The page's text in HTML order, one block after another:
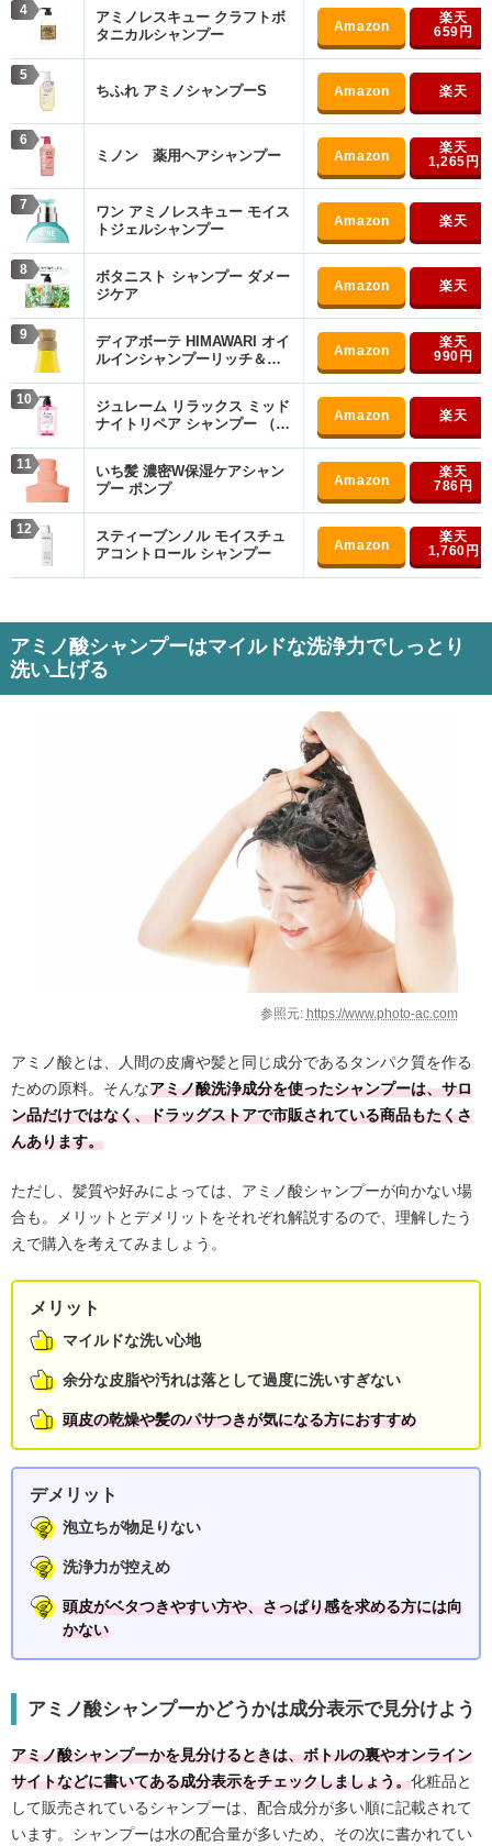
4
アミノレスキュー クラフトボ
タニカルシャンプー
659円
5
ちふれ アミノシャンプーS
6
ミノン 薬用ヘアシャンプー 1,265円
7
ワン アミノレスキュー モイス
トジェルシャンプー
8
ボタニスト シャンプー ダメー
ジケア
9
ディアボーテ HIMAWARI オイ
ルインシャンプーリッチ＆リ
990円
10
ジュレーム リラックス ミッド
ナイトリペア シャンプー （ス
11
いち髪 濃密W保湿ケアシャン
プー ポンプ
786円
12
スティーブンノル モイスチュ
アコントロール シャンプー
1,760円
アミノ酸シャンプーはマイルドな洗浄力でしっとり
洗い上げる
参照元: https://www.photo-ac.com
アミノ酸とは、人間の皮膚や髪と同じ成分であるタンパク質を作る
ための原料。そんなアミノ酸洗浄成分を使ったシャンプーは、サロ
ン品だけではなく、ドラッグストアで市販されている商品もたくさ
んあります。
ただし、髪質や好みによっては、アミノ酸シャンプーが向かない場
合も。メリットとデメリットをそれぞれ解説するので、理解したう
えで購入を考えてみましょう。
メリット
マイルドな洗い心地
余分な皮脂や汚れは落として過度に洗いすぎない
頭皮の乾燥や髪のパサつきが気になる方におすすめ
デメリット
泡立ちが物足りない
洗浄力が控えめ
頭皮がベタつきやすい方や、さっぱり感を求める方には向
かない
アミノ酸シャンプーかどうかは成分表示で見分けよう
アミノ酸シャンプーかを見分けるときは、ボトルの裏やオンライン
サイトなどに書いてある成分表示をチェックしましょう。化粧品と
して販売されているシャンプーは、配合成分が多い順に記載されて
います。シャンプーは水の配合量が多いため、その次に書かれてい